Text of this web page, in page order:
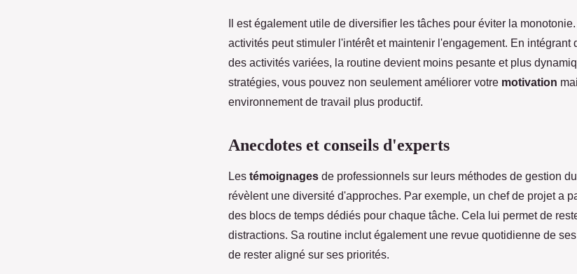
Il est également utile de diversifier les tâches pour éviter la
activités peut stimuler l'intérêt et maintenir l'engagement. En intégrant
des activités variées, la routine devient moins pesante et plus
stratégies, vous pouvez non seulement améliorer votre motivation
environnement de travail plus productif.
Anecdotes et conseils d'experts
Les témoignages de professionnels sur leurs méthodes de gestion
révèlent une diversité d'approches. Par exemple, un chef de projet a
des blocs de temps dédiés pour chaque tâche. Cela lui permet de
distractions. Sa routine inclut également une revue quotidienne de
de rester aligné sur ses priorités.